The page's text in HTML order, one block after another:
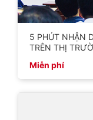
5 PHÚT NHẬN
TRÊN THỊ
Miễn phí